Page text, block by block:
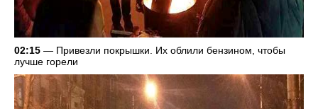
02:15 — Привезли покрышки. Их облили бензином, чтобы
лучше горели